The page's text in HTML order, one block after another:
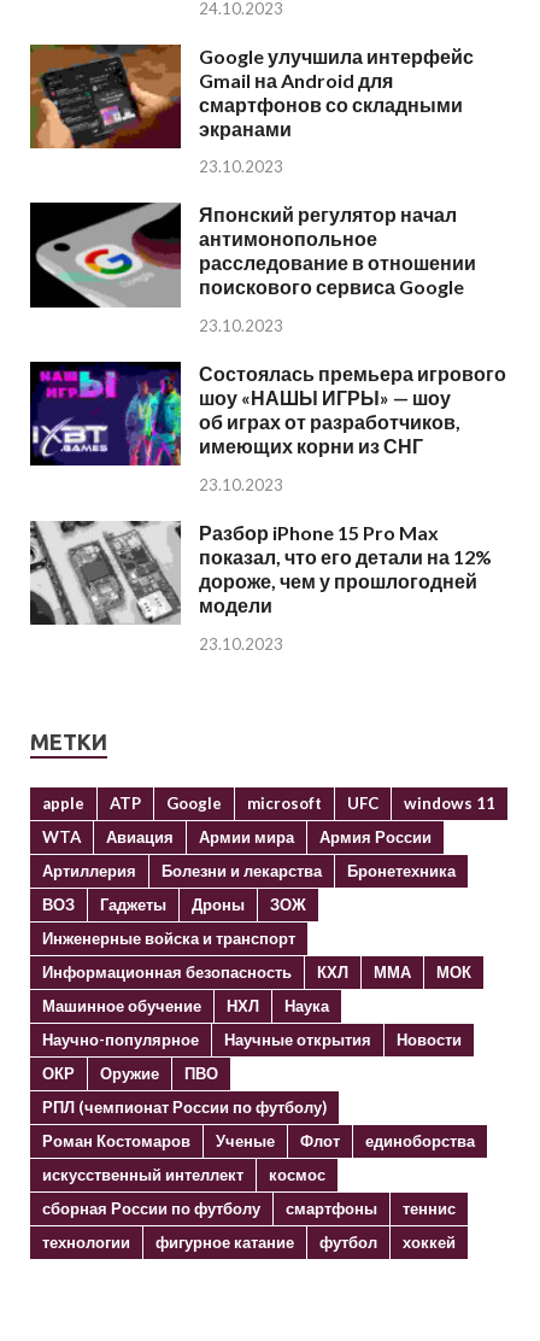
24.10.2023
Google улучшила интерфейс
Gmail на Android для
смартфонов со складными
экранами
23.10.2023
Японский регулятор начал
антимонопольное
расследование в отношении
поискового сервиса Google
23.10.2023
Состоялась премьера игрового
шоу «НАШЫ ИГРЫ» — шоу
об играх от разработчиков,
имеющих корни из СНГ
23.10.2023
Разбор iPhone 15 Pro Max
показал, что его детали на 12%
дороже, чем у прошлогодней
модели
23.10.2023
МЕТКИ
apple ATP Google microsoft UFC
windows 11
WTA
Авиация Армии мира
Армия России
Артиллерия
Болезни и лекарства
Бронетехника
ВОЗ
Гаджеты Дроны
ЗОЖ
Инженерные войска и транспорт
Информационная безопасность
КХЛ ММА
МОК
Машинное обучение
НХЛ
Наука
Научно-популярное
Научные открытия
Новости
ОКР
Оружие
ПВО
РПЛ (чемпионат России по футболу)
Роман Костомаров
Ученые Флот
единоборства
искусственный интеллект
космос
сборная России по футболу
смартфоны
теннис
технологии
фигурное катание футбол хоккей